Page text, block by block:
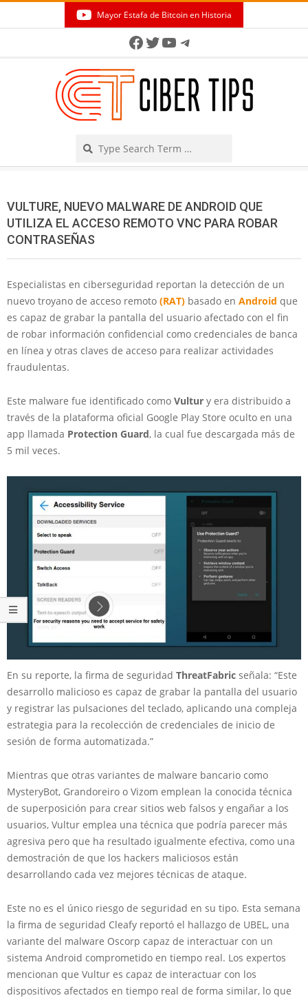
Mayor Estafa de Bitcoin en Historia
Facebook
Twitter
YouTube
Telegram
VULTURE, NUEVO MALWARE DE ANDROID QUE
UTILIZA EL ACCESO REMOTO VNC PARA ROBAR
CONTRASEÑAS
Especialistas en ciberseguridad reportan la detección de un
nuevo troyano de acceso remoto (RAT) basado en Android que
es capaz de grabar la pantalla del usuario afectado con el fin
de robar información confidencial como credenciales de banca
en línea y otras claves de acceso para realizar actividades
fraudulentas.
Este malware fue identificado como Vultur y era distribuido a
través de la plataforma oficial Google Play Store oculto en una
app llamada Protection Guard, la cual fue descargada más de
5 mil veces.
En su reporte, la firma de seguridad ThreatFabric señala: “Este
desarrollo malicioso es capaz de grabar la pantalla del usuario
y registrar las pulsaciones del teclado, aplicando una compleja
estrategia para la recolección de credenciales de inicio de
sesión de forma automatizada.”
Mientras que otras variantes de malware bancario como
MysteryBot, Grandoreiro o Vizom emplean la conocida técnica
de superposición para crear sitios web falsos y engañar a los
usuarios, Vultur emplea una técnica que podría parecer más
agresiva pero que ha resultado igualmente efectiva, como una
demostración de que los hackers maliciosos están
desarrollando cada vez mejores técnicas de ataque.
Este no es el único riesgo de seguridad en su tipo. Esta semana
la firma de seguridad Cleafy reportó el hallazgo de UBEL, una
variante del malware Oscorp capaz de interactuar con un
sistema Android comprometido en tiempo real. Los expertos
mencionan que Vultur es capaz de interactuar con los
dispositivos afectados en tiempo real de forma similar, lo que